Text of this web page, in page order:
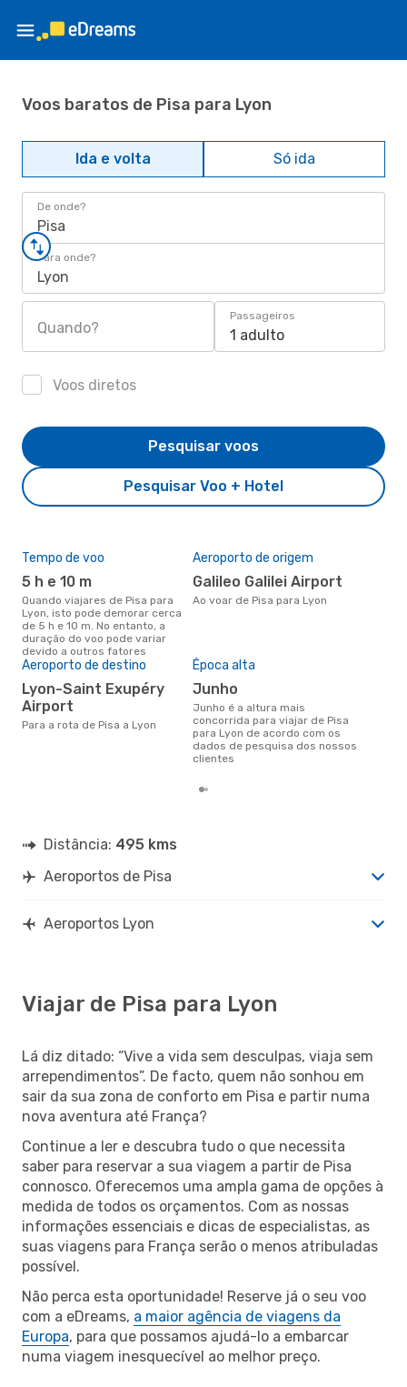
Voos baratos de Pisa para Lyon
Ida e volta Só ida
De onde?
Pisa
Para onde?
Lyon
Quando?
Passageiros
1 adulto
Voos diretos
Pesquisar Voo + Hotel
Pesquisar voos
Tempo de voo
5 h e 10 m
Quando viajares de Pisa para
Lyon, isto pode demorar cerca
de 5 h e 10 m. No entanto, a
duração do voo pode variar
devido a outros fatores
Aeroporto de origem
Galileo Galilei Airport
Ao voar de Pisa para Lyon
Aeroporto de destino
Lyon-Saint Exupéry
Airport
Para a rota de Pisa a Lyon
Época alta
junho
junho é a altura mais
concorrida para viajar de Pisa
para Lyon de acordo com os
dados de pesquisa dos nossos
clientes
Distância: 495 kms
Aeroportos de Pisa
Aeroportos Lyon
Viajar de Pisa para Lyon
Lá diz ditado: “Vive a vida sem desculpas, viaja sem
arrependimentos”. De facto, quem não sonhou em
sair da sua zona de conforto em Pisa e partir numa
nova aventura até França?
Continue a ler e descubra tudo o que necessita
saber para reservar a sua viagem a partir de Pisa
connosco. Oferecemos uma ampla gama de opções à
medida de todos os orçamentos. Com as nossas
informações essenciais e dicas de especialistas, as
suas viagens para França serão o menos atribuladas
possível.
Não perca esta oportunidade! Reserve já o seu voo
com a eDreams, a maior agência de viagens da
Europa, para que possamos ajudá-lo a embarcar
numa viagem inesquecível ao melhor preço.